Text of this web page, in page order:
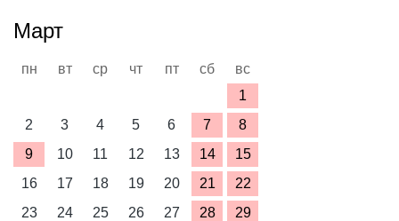
Март
пн вт ср чт пт сб
вс
1
2
3 4 5 6 7
8
9
10 11 12 13 14
15
16
17 18 19 20 21
22
23
24 25 26 27 28
29